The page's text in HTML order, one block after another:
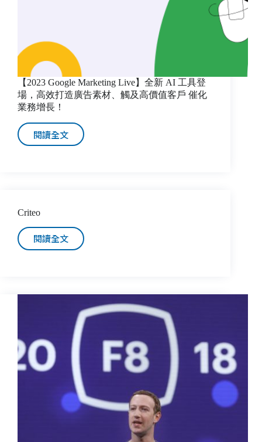
【2023 Google Marketing Live】全新 AI 工具登
場，高效打造廣告素材、觸及高價值客戶 催化
業務增長！
閱讀全文
Criteo
閱讀全文